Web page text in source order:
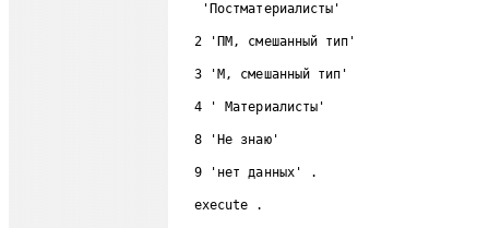
   'Постматериалисты'
  2 'ПМ, смешанный тип'
  3 'M, смешанный тип'
  4 ' Материалисты'
  8 'Не знаю'
  9 'нет данных' .
  execute .